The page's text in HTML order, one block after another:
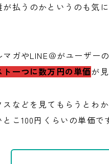
が払うのかというのも気
ガやLINE＠がユーザー
ト一つに数万円の単価が
スなどを見てもらうとわ
こ100円くらいの単価で